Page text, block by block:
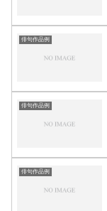
俳句作品例
俳句作品例
俳句作品例